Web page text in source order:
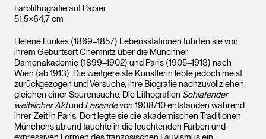
Farblithografie auf Papier
51,5×64,7 cm
Helene Funkes (1869–1857) Lebensstationen führten sie von
ihrem Geburtsort Chemnitz über die Münchner
Damenakademie (1899–1902) und Paris (1905–1913) nach
Wien (ab 1913). Die weitgereiste Künstlerin lebte jedoch meist
zurückgezogen und Versuche, ihre Biografie nachzuvollziehen,
gleichen einer Spurensuche. Die Lithografien Schlafender
weiblicher Aktund Lesendevon 1908/10 entstanden während
ihrer Zeit in Paris. Dort legte sie die akademischen Traditionen
Münchens ab und tauchte in die leuchtenden Farben und